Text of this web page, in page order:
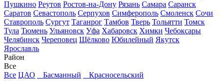
Пушкино Реутов Ростов-на-Дону Рязань Самара Саранск
Саратов Севастополь Серпухов Симферополь Смоленск Сочи
Ставрополь Сургут Таганрог Тамбов Тверь Тольятти Томск
Тула Тюмень Ульяновск Уфа Хабаровск Химки Чебоксары
Челябинск Череповец Щёлково Юбилейный Якутск
Ярославль
Район
Все
Все ЦАО Басманный
Красносельский